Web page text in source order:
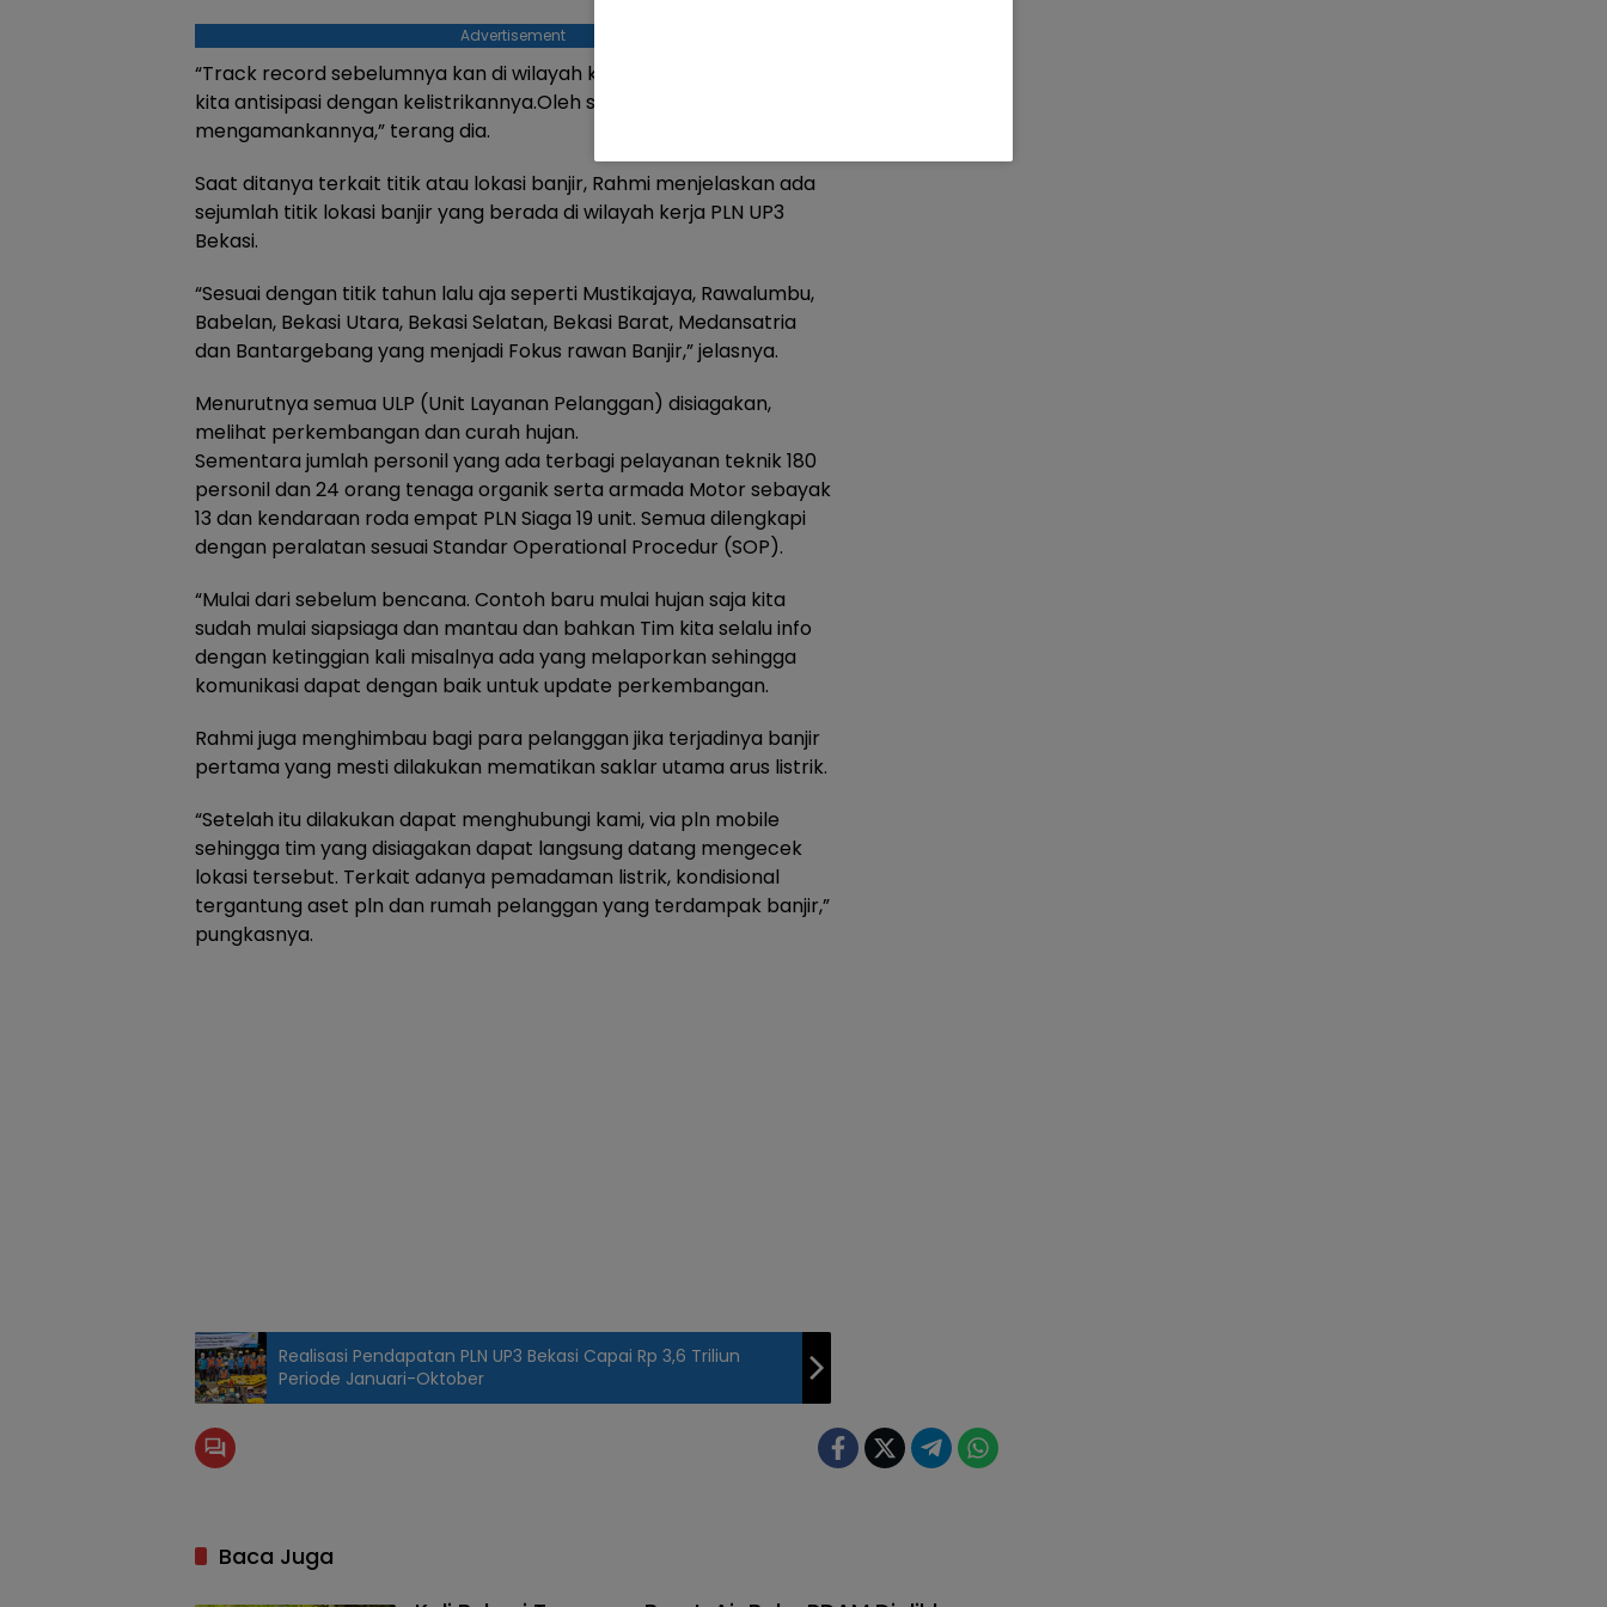
Advertisement
“Track record sebelumnya kan di wilayah kita banjir oleh sebab itu
kita antisipasi dengan kelistrikannya.Oleh sebab itu, kami harus
mengamankannya,” terang dia.
Saat ditanya terkait titik atau lokasi banjir, Rahmi menjelaskan ada
sejumlah titik lokasi banjir yang berada di wilayah kerja PLN UP3
Bekasi.
“Sesuai dengan titik tahun lalu aja seperti Mustikajaya, Rawalumbu,
Babelan, Bekasi Utara, Bekasi Selatan, Bekasi Barat, Medansatria
dan Bantargebang yang menjadi Fokus rawan Banjir,” jelasnya.
Menurutnya semua ULP (Unit Layanan Pelanggan) disiagakan,
melihat perkembangan dan curah hujan.
Sementara jumlah personil yang ada terbagi pelayanan teknik 180
personil dan 24 orang tenaga organik serta armada Motor sebayak
13 dan kendaraan roda empat PLN Siaga 19 unit. Semua dilengkapi
dengan peralatan sesuai Standar Operational Procedur (SOP).
“Mulai dari sebelum bencana. Contoh baru mulai hujan saja kita
sudah mulai siapsiaga dan mantau dan bahkan Tim kita selalu info
dengan ketinggian kali misalnya ada yang melaporkan sehingga
komunikasi dapat dengan baik untuk update perkembangan.
Rahmi juga menghimbau bagi para pelanggan jika terjadinya banjir
pertama yang mesti dilakukan mematikan saklar utama arus listrik.
“Setelah itu dilakukan dapat menghubungi kami, via pln mobile
sehingga tim yang disiagakan dapat langsung datang mengecek
lokasi tersebut. Terkait adanya pemadaman listrik, kondisional
tergantung aset pln dan rumah pelanggan yang terdampak banjir,”
pungkasnya.
Realisasi Pendapatan PLN UP3 Bekasi Capai Rp 3,6 Triliun
Periode Januari-Oktober
Baca Juga